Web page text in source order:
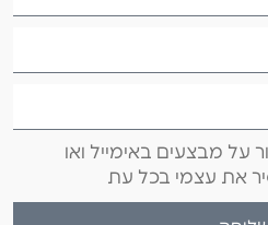
על מבצעים באימייל ואו
את עצמי בכל עת